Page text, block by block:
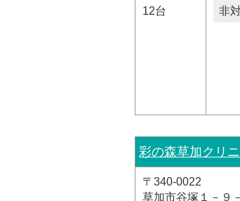
12台 非
彩の森草加クリ
〒340-0022
草加市谷塚１－９